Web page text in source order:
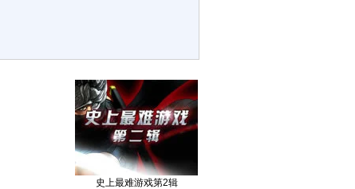
史上最难游戏第2辑